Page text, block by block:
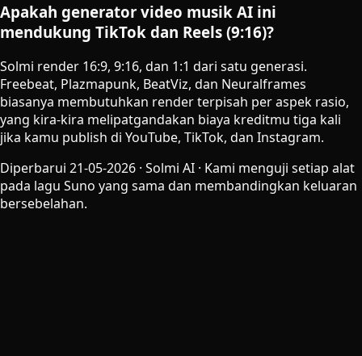
Apakah generator video musik AI ini
mendukung TikTok dan Reels (9:16)?
Solmi render 16:9, 9:16, dan 1:1 dari satu generasi.
Freebeat, Plazmapunk, BeatViz, dan Neuralframes
biasanya membutuhkan render terpisah per aspek rasio,
yang kira-kira melipatgandakan biaya kreditmu tiga kali
jika kamu publish di YouTube, TikTok, dan Instagram.
Diperbarui 21-05-2026 · Solmi AI · Kami menguji setiap alat
pada lagu Suno yang sama dan membandingkan keluaran
bersebelahan.